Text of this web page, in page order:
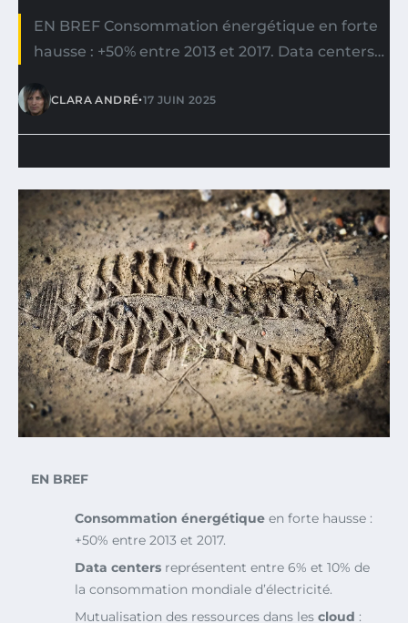
EN BREF Consommation énergétique en forte
hausse : +50% entre 2013 et 2017. Data centers…
CLARA ANDRÉ•17 JUIN 2025
EN BREF
Consommation énergétique en forte hausse :
+50% entre 2013 et 2017.
Data centers représentent entre 6% et 10% de
la consommation mondiale d’électricité.
Mutualisation des ressources dans les cloud :